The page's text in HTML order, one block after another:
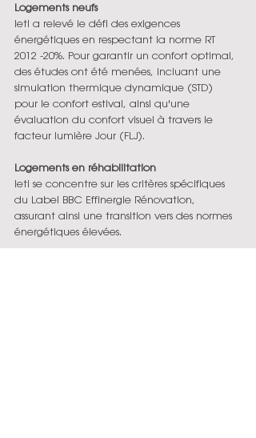
Logements neufs
Ieti a relevé le défi des exigences
énergétiques en respectant la norme RT
2012 -20%. Pour garantir un confort optimal,
des études ont été menées, incluant une
simulation thermique dynamique (STD)
pour le confort estival, ainsi qu'une
évaluation du confort visuel à travers le
facteur lumière Jour (FLJ).
Logements en réhabilitation
Ieti se concentre sur les critères spécifiques
du Label BBC Effinergie Rénovation,
assurant ainsi une transition vers des normes
énergétiques élevées.